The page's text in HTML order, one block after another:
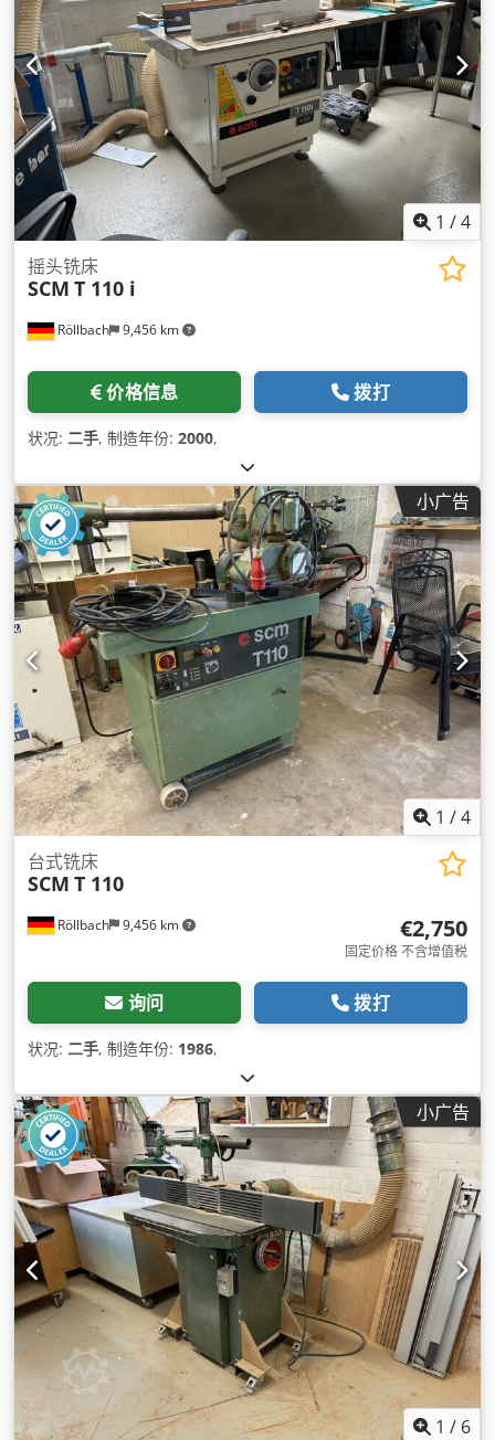
1 /4
Röllbach 9,456 km
摇头铣床
SCM T 110 i
价格信息 拨打
状况: 二手, 制造年份: 2000,
小广告
1 /4
Röllbach 9,456 km
台式铣床
SCM T 110
€2,750
固定价格 不含增值税
询问 拨打
状况: 二手, 制造年份: 1986,
小广告
1 / 6